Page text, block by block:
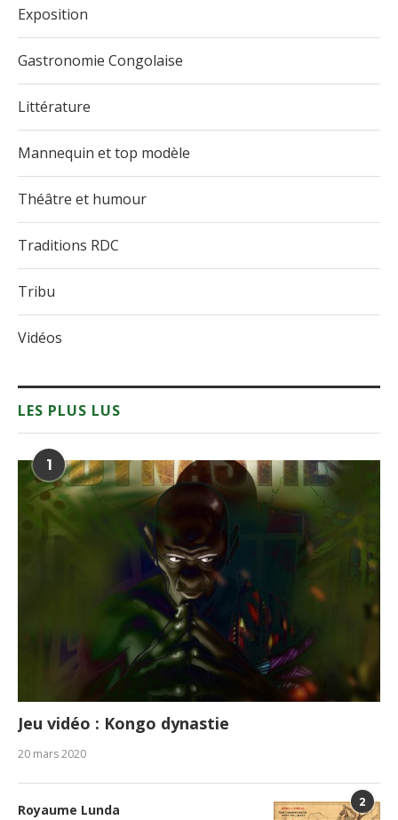
Exposition
Gastronomie Congolaise
Littérature
Mannequin et top modèle
Théâtre et humour
Traditions RDC
Tribu
Vidéos
LES PLUS LUS
1
Jeu vidéo : Kongo dynastie
20 mars 2020
2
Royaume Lunda